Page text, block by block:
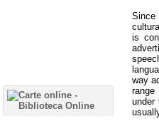
Since
is
way
under